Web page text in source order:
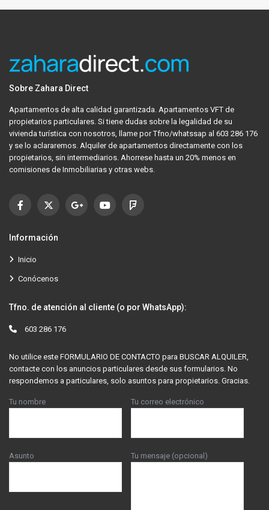
Sobre Zahara Direct
Apartamentos de alta calidad garantizada. Apartamentos VFT de
propietarios particulares. Si tiene dudas sobre la legalidad de su
vivienda turística con nosotros, llame por Tfno/whatssap al 603 286 176
y se lo aclararemos. Alquiler de apartamentos directamente con los
propietarios, sin intermediarios. Ahorrese hasta un 20% menos en
comisiones de Inmobiliarias y otras webs.
Información
Inicio
Conócenos
Tfno. de atención al cliente (o por WhatsApp):
603 286 176
No utilice este FORMULARIO DE CONTACTO para BUSCAR ALQUILER,
contacte con los anuncios particulares desde sus formularios. No
respondemos a particulares, solo asuntos para propietarios. Gracias.
Tu nombre Tu correo electrónico
Asunto Tu mensaje (opcional)